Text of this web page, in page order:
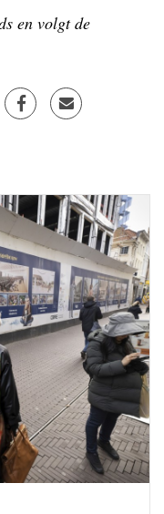
en volgt de